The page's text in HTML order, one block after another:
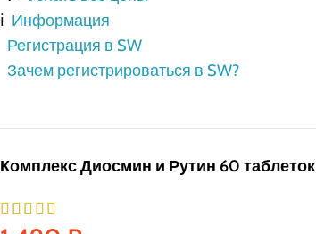
ℹ️ Информация
Регистрация в SW
Зачем регистрироваться в SW?
Комплекс Диосмин и Рутин 60 таблеток